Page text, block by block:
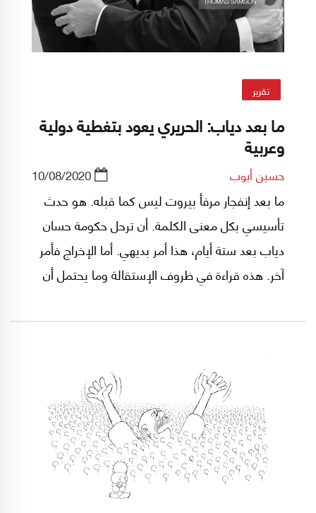
تقرير
ما بعد دياب: الحريري يعود بتغطية دولية
وعربية
حسين أيوب 10/08/2020
ما بعد إنفجار مرفأ بيروت ليس كما قبله. هو حدث
تأسيسي بكل معنى الكلمة. أن ترحل حكومة حسان
دياب بعد ستة أيام، هذا أمر بديهي. أما الإخراج فأمر
آخر. هذه قراءة في ظروف الإستقالة وما يحتمل أن